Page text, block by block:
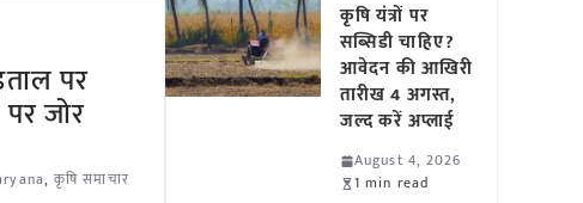
पर
जोर
,कृषि समाचार
कृषि यंत्रों पर
सब्सिडी चाहिए?
आवेदन की आखिरी
तारीख 4 अगस्त,
जल्द करें अप्लाई
August 4, 2026
1 min read